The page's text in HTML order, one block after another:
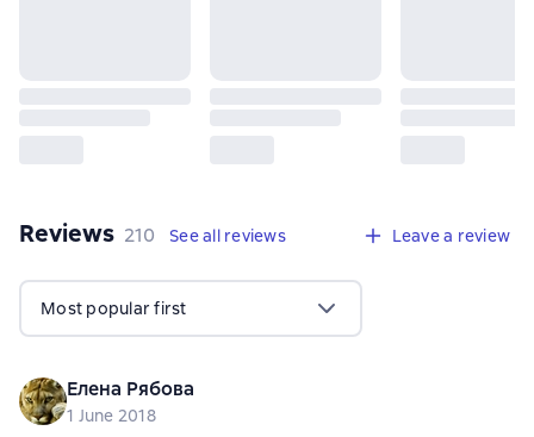
Reviews 210 reviews
210 See all reviews Leave a review
Most popular first
Елена Рябова
1 June 2018